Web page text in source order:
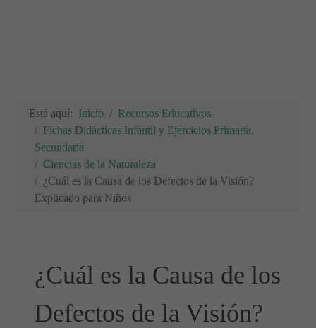
Está aquí: Inicio
Recursos Educativos
Fichas Didácticas Infantil y Ejercicios Primaria,
Secundaria
Ciencias de la Naturaleza
¿Cuál es la Causa de los Defectos de la Visión?
Explicado para Niños
¿Cuál es la Causa de los
Defectos de la Visión?